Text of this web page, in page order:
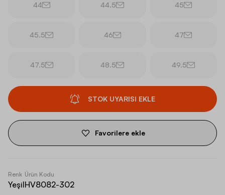
44 44.5 45
45.5 46 47
47.5 48.5 49.5
STOK UYARISI EKLE
Favorilere ekle
Renk
Yeşil
Ürün Kodu
HV8082-302